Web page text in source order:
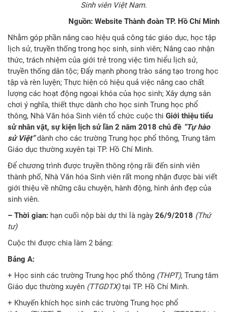
Sinh viên Việt Nam.
Nguồn: Website Thành đoàn TP. Hồ Chí Minh
Nhằm góp phần nâng cao hiệu quả công tác giáo dục, học tập
lịch sử, truyền thống trong học sinh, sinh viên; Nâng cao nhận
thức, trách nhiệm của giới trẻ trong việc tìm hiểu lịch sử,
truyền thống dân tộc; Đẩy mạnh phong trào sáng tạo trong học
tập và rèn luyện; Thực hiện có hiệu quả việc nâng cao chất
lượng các hoạt động ngoại khóa của học sinh; Xây dựng sân
chơi ý nghĩa, thiết thực dành cho học sinh Trung học phổ
thông, Nhà Văn hóa Sinh viên tổ chức cuộc thi Giới thiệu tiểu
sử nhân vật, sự kiện lịch sử lần 2 năm 2018 chủ đề “Tự hào
sử Việt”dành cho các trường Trung học phổ thông, Trung tâm
Giáo dục thường xuyên tại TP. Hồ Chí Minh.
Để chương trình được truyền thông rộng rãi đến sinh viên
thành phố, Nhà Văn hóa Sinh viên rất mong nhận được bài viết
giới thiệu về những câu chuyện, hành động, hình ảnh đẹp của
sinh viên.
– Thời gian: hạn cuối nộp bài dự thi là ngày 26/9/2018 (Thứ
tư)
Cuộc thi được chia làm 2 bảng:
Bảng A:
+ Học sinh các trường Trung học phổ thông (THPT), Trung tâm
Giáo dục thường xuyên (TTGDTX)tại TP. Hồ Chí Minh.
+ Khuyến khích học sinh các trường Trung học phổ